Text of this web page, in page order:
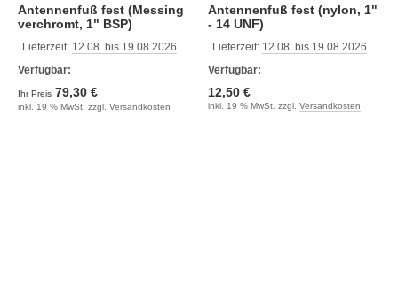
Antennenfuß fest (Messing
verchromt, 1" BSP)
Lieferzeit: 12.08. bis 19.08.2026
Verfügbar:
Ihr Preis 79,30 €
inkl. 19 % MwSt. zzgl. Versandkosten
Antennenfuß fest (nylon, 1"
- 14 UNF)
Lieferzeit: 12.08. bis 19.08.2026
Verfügbar:
12,50 €
inkl. 19 % MwSt. zzgl. Versandkosten